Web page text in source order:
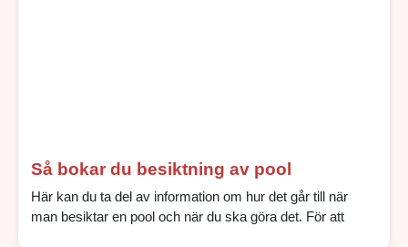
Så bokar du besiktning av pool
Här kan du ta del av information om hur det går till när
man besiktar en pool och när du ska göra det. För att